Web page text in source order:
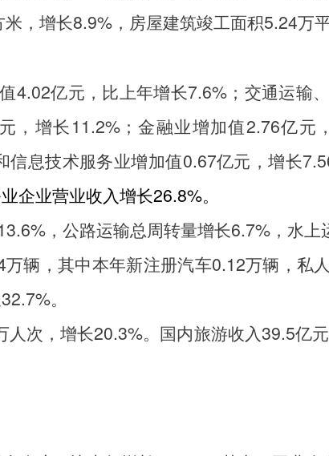
，增长8.9% ，房屋建筑竣工面积5.24万
4.02亿元，比上年增长7.6% ；交通运输
，增长 11.2%；金融业增加值2.76亿元
信息技术服务业增加值0.67亿元，增长
企业营业收入增长26.8%。
，公路运输总周转量增长6.7%，水上
辆，其中本年新注册汽车0.12万辆，私
。
人次，增长20.3%。国内旅游收入39.5亿